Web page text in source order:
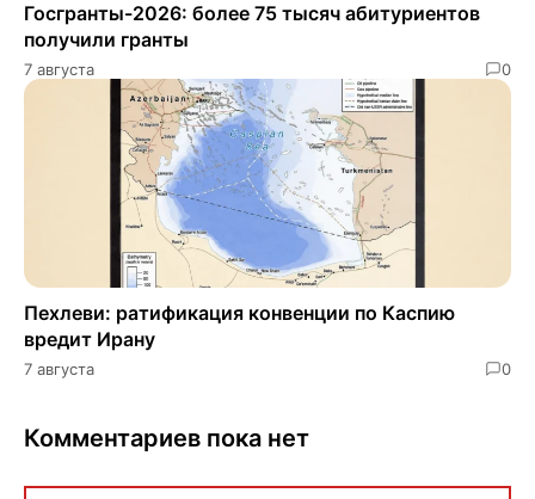
Госгранты-2026: более 75 тысяч абитуриентов
получили гранты
7 августа 0
Пехлеви: ратификация конвенции по Каспию
вредит Ирану
7 августа 0
Комментариев пока нет